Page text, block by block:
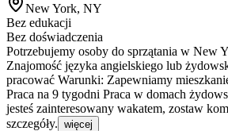
New York, NY
Bez edukacji
Bez doświadczenia
Potrzebujemy osoby do sprzątania w New
Znajomość języka angielskiego lub
pracować Warunki: Zapewniamy
Praca na 9 tygodni Praca w domach
jesteś zainteresowany wakatem, zostaw
szczegóły. więcej